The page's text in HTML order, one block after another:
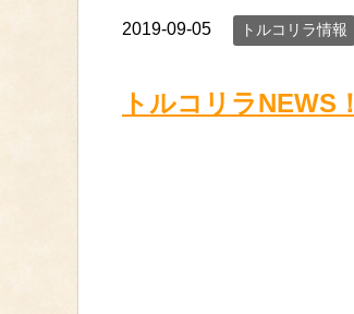
2019-09-05 トルコリラ情報
トルコリラNEWS！